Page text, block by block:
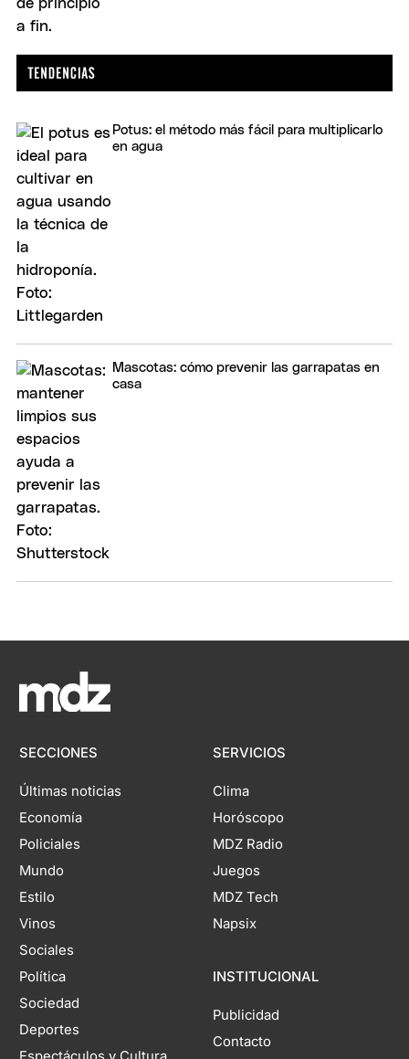
Potus: el método más fácil para multiplicarlo
en agua
Mascotas: cómo prevenir las garrapatas en
casa
SECCIONES
Últimas noticias
Economía
Policiales
Mundo
Estilo
Vinos
Sociales
Política
Sociedad
Deportes
SERVICIOS
Clima
Horóscopo
MDZ Radio
Juegos
MDZ Tech
Napsix
INSTITUCIONAL
Publicidad
Contacto